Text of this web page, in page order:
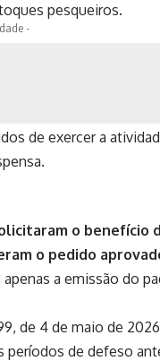
pesqueiros.
-
de exercer a
o
o pedido
a emissão do
de 4 de maio de
de defeso